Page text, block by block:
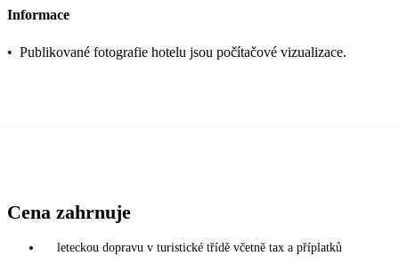
Informace
• Publikované fotografie hotelu jsou počítačové vizualizace.
Cena zahrnuje
leteckou dopravu v turistické třídě včetně tax a příplatků